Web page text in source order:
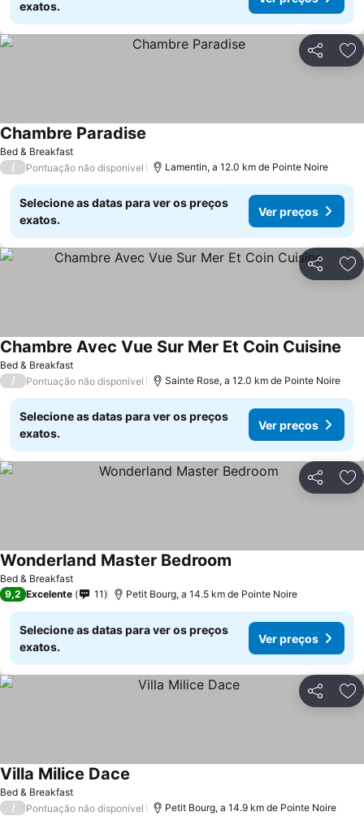
exatos.
Partilhar
Bed & Breakfast
Chambre Paradise
/ Pontuação não disponível Lamentin, a 12.0 km de Pointe Noire
Selecione as datas para ver os preços
exatos.
Ver preços
Partilhar
Bed & Breakfast
Chambre Avec Vue Sur Mer Et Coin Cuisine
/ Pontuação não disponível Sainte Rose, a 12.0 km de Pointe Noire
Selecione as datas para ver os preços
exatos.
Ver preços
Partilhar
Bed & Breakfast
Wonderland Master Bedroom
9,2 Excelente 11 Petit Bourg, a 14.5 km de Pointe Noire
Selecione as datas para ver os preços
exatos.
Ver preços
Partilhar
Bed & Breakfast
Villa Milice Dace
/ Pontuação não disponível Petit Bourg, a 14.9 km de Pointe Noire